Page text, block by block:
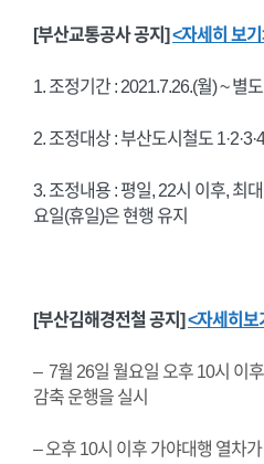
[부산교통공사 공지] <자세히 보
1. 조정기간 : 2021.7.26.(월) ~ 별
2. 조정대상 : 부산도시철도
3. 조정내용 : 평일, 22시 이후, 최
요일(휴일)은 현행 유지
[부산김해경전철 공지] <자세히보
– 7월 26일 월요일 오후 10시 이
감축 운행을 실시
–오후 10시 이후 가야대행 열차